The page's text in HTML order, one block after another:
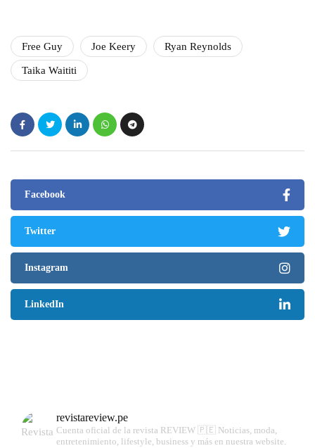
Free Guy Joe Keery Ryan Reynolds
Taika Waititi
Facebook
Twitter
Instagram
LinkedIn
revistareview.pe
Cuenta oficial de la revista REVIEW 🇵🇪 Noticias, moda,
entretenimiento, lifestyle, business y más en nuestra website.